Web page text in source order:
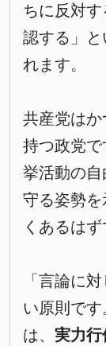
ちに反対
認する」
れます。
共産党は
持つ政党
挙活動の自
守る姿勢
くあるはず
「言論に
い原則で
は、 実力